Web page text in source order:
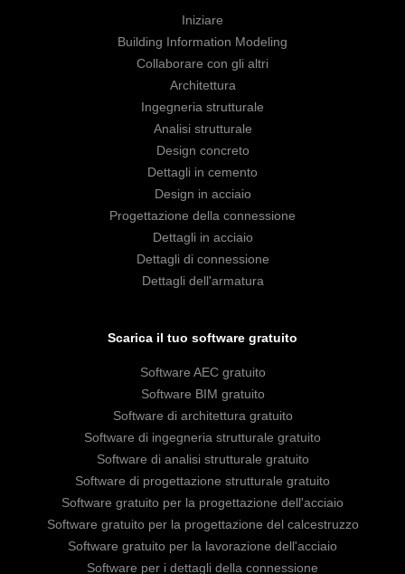
Iniziare
Building Information Modeling
Collaborare con gli altri
Architettura
Ingegneria strutturale
Analisi strutturale
Design concreto
Dettagli in cemento
Design in acciaio
Progettazione della connessione
Dettagli in acciaio
Dettagli di connessione
Dettagli dell'armatura
Scarica il tuo software gratuito
Software AEC gratuito
Software BIM gratuito
Software di architettura gratuito
Software di ingegneria strutturale gratuito
Software di analisi strutturale gratuito
Software di progettazione strutturale gratuito
Software gratuito per la progettazione dell'acciaio
Software gratuito per la progettazione del calcestruzzo
Software gratuito per la lavorazione dell'acciaio
Software per i dettagli della connessione